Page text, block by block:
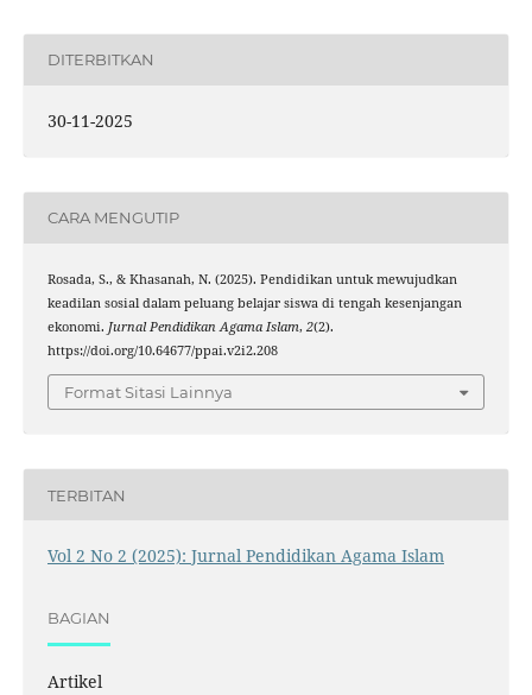
DITERBITKAN
30-11-2025
CARA MENGUTIP
Rosada, S., & Khasanah, N. (2025). Pendidikan untuk mewujudkan
keadilan sosial dalam peluang belajar siswa di tengah kesenjangan
ekonomi. Jurnal Pendidikan Agama Islam, 2(2).
https://doi.org/10.64677/ppai.v2i2.208
Format Sitasi Lainnya
TERBITAN
Vol 2 No 2 (2025): Jurnal Pendidikan Agama Islam
BAGIAN
Artikel